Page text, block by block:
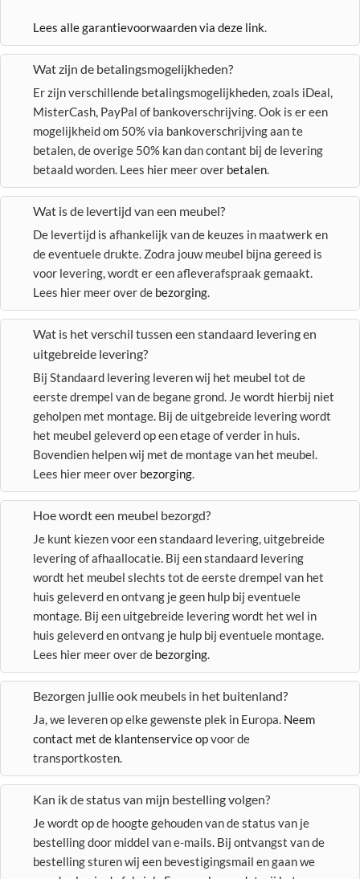
Lees alle garantievoorwaarden via deze link.
Wat zijn de betalingsmogelijkheden?
Er zijn verschillende betalingsmogelijkheden, zoals iDeal,
MisterCash, PayPal of bankoverschrijving. Ook is er een
mogelijkheid om 50% via bankoverschrijving aan te
betalen, de overige 50% kan dan contant bij de levering
betaald worden. Lees hier meer over betalen.
Wat is de levertijd van een meubel?
De levertijd is afhankelijk van de keuzes in maatwerk en
de eventuele drukte. Zodra jouw meubel bijna gereed is
voor levering, wordt er een afleverafspraak gemaakt.
Lees hier meer over de bezorging.
Wat is het verschil tussen een standaard levering en
uitgebreide levering?
Bij Standaard levering leveren wij het meubel tot de
eerste drempel van de begane grond. Je wordt hierbij niet
geholpen met montage. Bij de uitgebreide levering wordt
het meubel geleverd op een etage of verder in huis.
Bovendien helpen wij met de montage van het meubel.
Lees hier meer over bezorging.
Hoe wordt een meubel bezorgd?
Je kunt kiezen voor een standaard levering, uitgebreide
levering of afhaallocatie. Bij een standaard levering
wordt het meubel slechts tot de eerste drempel van het
huis geleverd en ontvang je geen hulp bij eventuele
montage. Bij een uitgebreide levering wordt het wel in
huis geleverd en ontvang je hulp bij eventuele montage.
Lees hier meer over de bezorging.
Bezorgen jullie ook meubels in het buitenland?
Ja, we leveren op elke gewenste plek in Europa. Neem
contact met de klantenservice opvoor de
transportkosten.
Kan ik de status van mijn bestelling volgen?
Je wordt op de hoogte gehouden van de status van je
bestelling door middel van e-mails. Bij ontvangst van de
bestelling sturen wij een bevestigingsmail en gaan we